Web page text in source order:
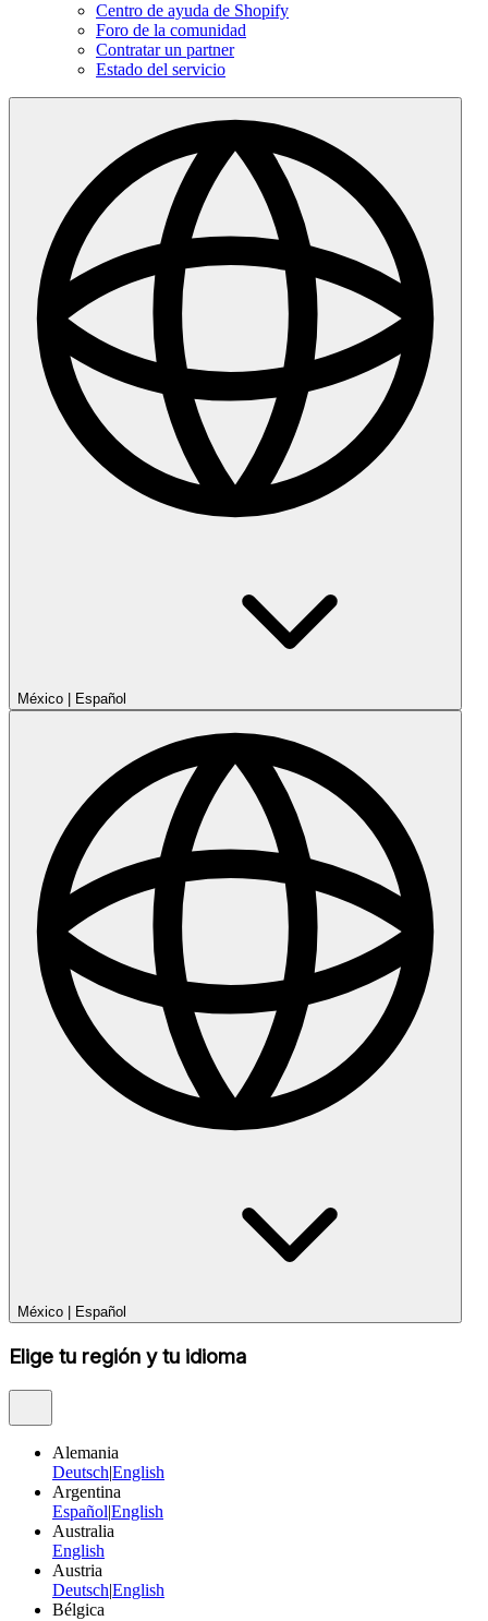
Centro de ayuda de Shopify
Foro de la comunidad
Contratar un partner
Estado del servicio
México Español
México Español
Elige tu región y tu idioma
Alemania
Deutsch|English
Argentina
Español|English
Australia
English
Austria
Deutsch|English
Bélgica